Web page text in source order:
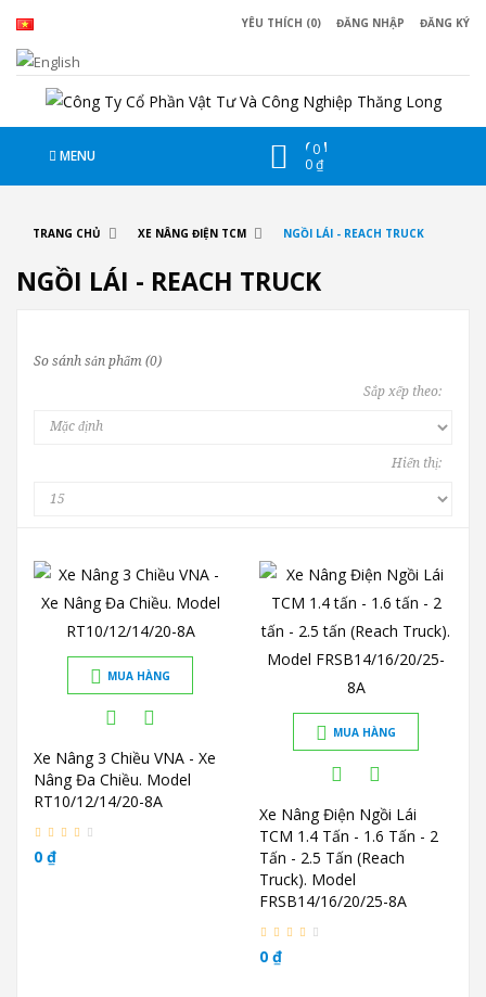
YÊU THÍCH (0) ĐĂNG NHẬP ĐĂNG KÝ
MENU CHI
0
0 ₫
TRANG CHỦ XE NÂNG ĐIỆN TCM NGỒI LÁI - REACH TRUCK
NGỒI LÁI - REACH TRUCK
So sánh sản phẩm (0)
Sắp xếp theo:
Hiển thị:
MUA HÀNG
Xe Nâng 3 Chiều VNA - Xe
Nâng Đa Chiều. Model
RT10/12/14/20-8A
0 ₫
MUA HÀNG
Xe Nâng Điện Ngồi Lái
TCM 1.4 Tấn - 1.6 Tấn - 2
Tấn - 2.5 Tấn (Reach
Truck). Model
FRSB14/16/20/25-8A
0 ₫